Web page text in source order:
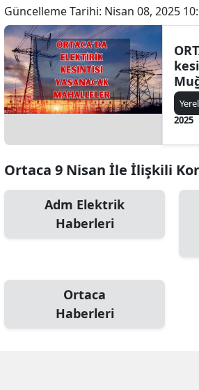
Güncelleme Tarihi: Nisan 08, 2025
2025
Ortaca 9 Nisan İle İlişkili
Adm Elektrik
Haberleri
Ortaca
Haberleri